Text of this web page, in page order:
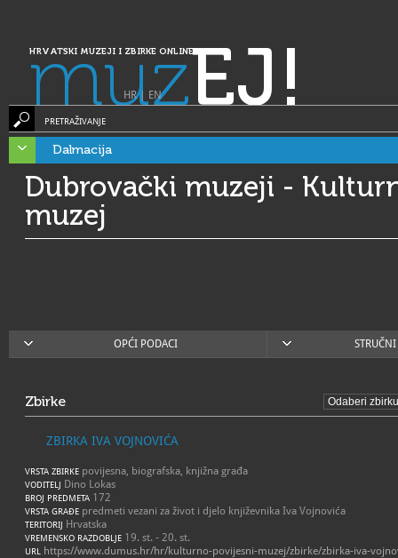
HRVATSKI MUZEJI I ZBIRKE ONLINE
muzEJ!
HR| EN
PRETRAŽIVANJE
Dalmacija
Dubrovački muzeji -
muzej
OPĆI PODACI
Zbirke
ZBIRKA IVA VOJNOVIĆA
VRSTA ZBIRKE povijesna, biografska, knjižna građa
VODITELJ Dino Lokas
BROJ PREDMETA 172
VRSTA GRAĐE predmeti vezani za život i djelo književnika Iva Vojnovića
TERITORIJ Hrvatska
VREMENSKO RAZDOBLJE 19. st. - 20. st.
URL https://www.dumus.hr/hr/kulturno-povijesni-muzej/zbirke/zbirka-iva-